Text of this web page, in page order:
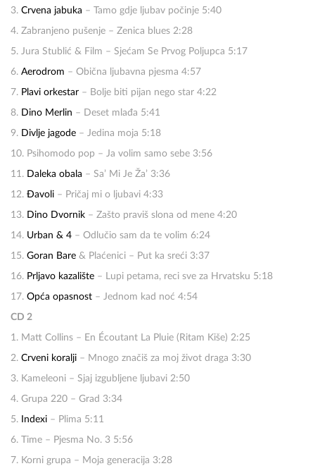
3. Crvena jabuka – Tamo gdje ljubav počinje 5:40
4. Zabranjeno pušenje – Zenica blues 2:28
5. Jura Stublić & Film – Sjećam Se Prvog Poljupca 5:17
6. Aerodrom – Obična ljubavna pjesma 4:57
7. Plavi orkestar – Bolje biti pijan nego star 4:22
8. Dino Merlin – Deset mlađa 5:41
9. Divlje jagode – Jedina moja 5:18
10. Psihomodo pop – Ja volim samo sebe 3:56
11. Daleka obala – Sa’ Mi Je Ža’ 3:36
12. Đavoli – Pričaj mi o ljubavi 4:33
13. Dino Dvornik – Zašto praviš slona od mene 4:20
14. Urban & 4 – Odlučio sam da te volim 6:24
15. Goran Bare & Plaćenici – Put ka sreći 3:37
16. Prljavo kazalište – Lupi petama, reci sve za Hrvatsku 5:18
17. Opća opasnost – Jednom kad noć 4:54
CD 2
1. Matt Collins – En Écoutant La Pluie (Ritam Kiše) 2:25
2. Crveni koralji – Mnogo značiš za moj život draga 3:30
3. Kameleoni – Sjaj izgubljene ljubavi 2:50
4. Grupa 220 – Grad 3:34
5. Indexi – Plima 5:11
6. Time – Pjesma No. 3 5:56
7. Korni grupa – Moja generacija 3:28